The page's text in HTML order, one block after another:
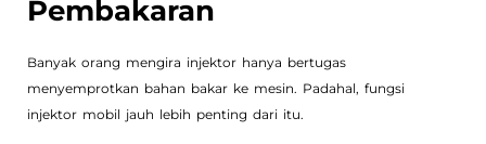
Pembakaran
Banyak orang mengira injektor hanya bertugas
menyemprotkan bahan bakar ke mesin. Padahal, fungsi
injektor mobil jauh lebih penting dari itu.